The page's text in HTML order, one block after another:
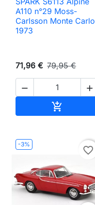
A110 n°29 Moss-
Carlsson Monte Carlo
1973
71,96 € 79,95 €
 

-3%
favorite_border